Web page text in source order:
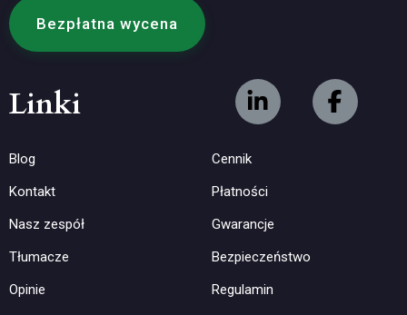
Bezpłatna wycena
Linki
Blog
Kontakt
Nasz zespół
Tłumacze
Opinie
Cennik
Płatności
Gwarancje
Bezpieczeństwo
Regulamin